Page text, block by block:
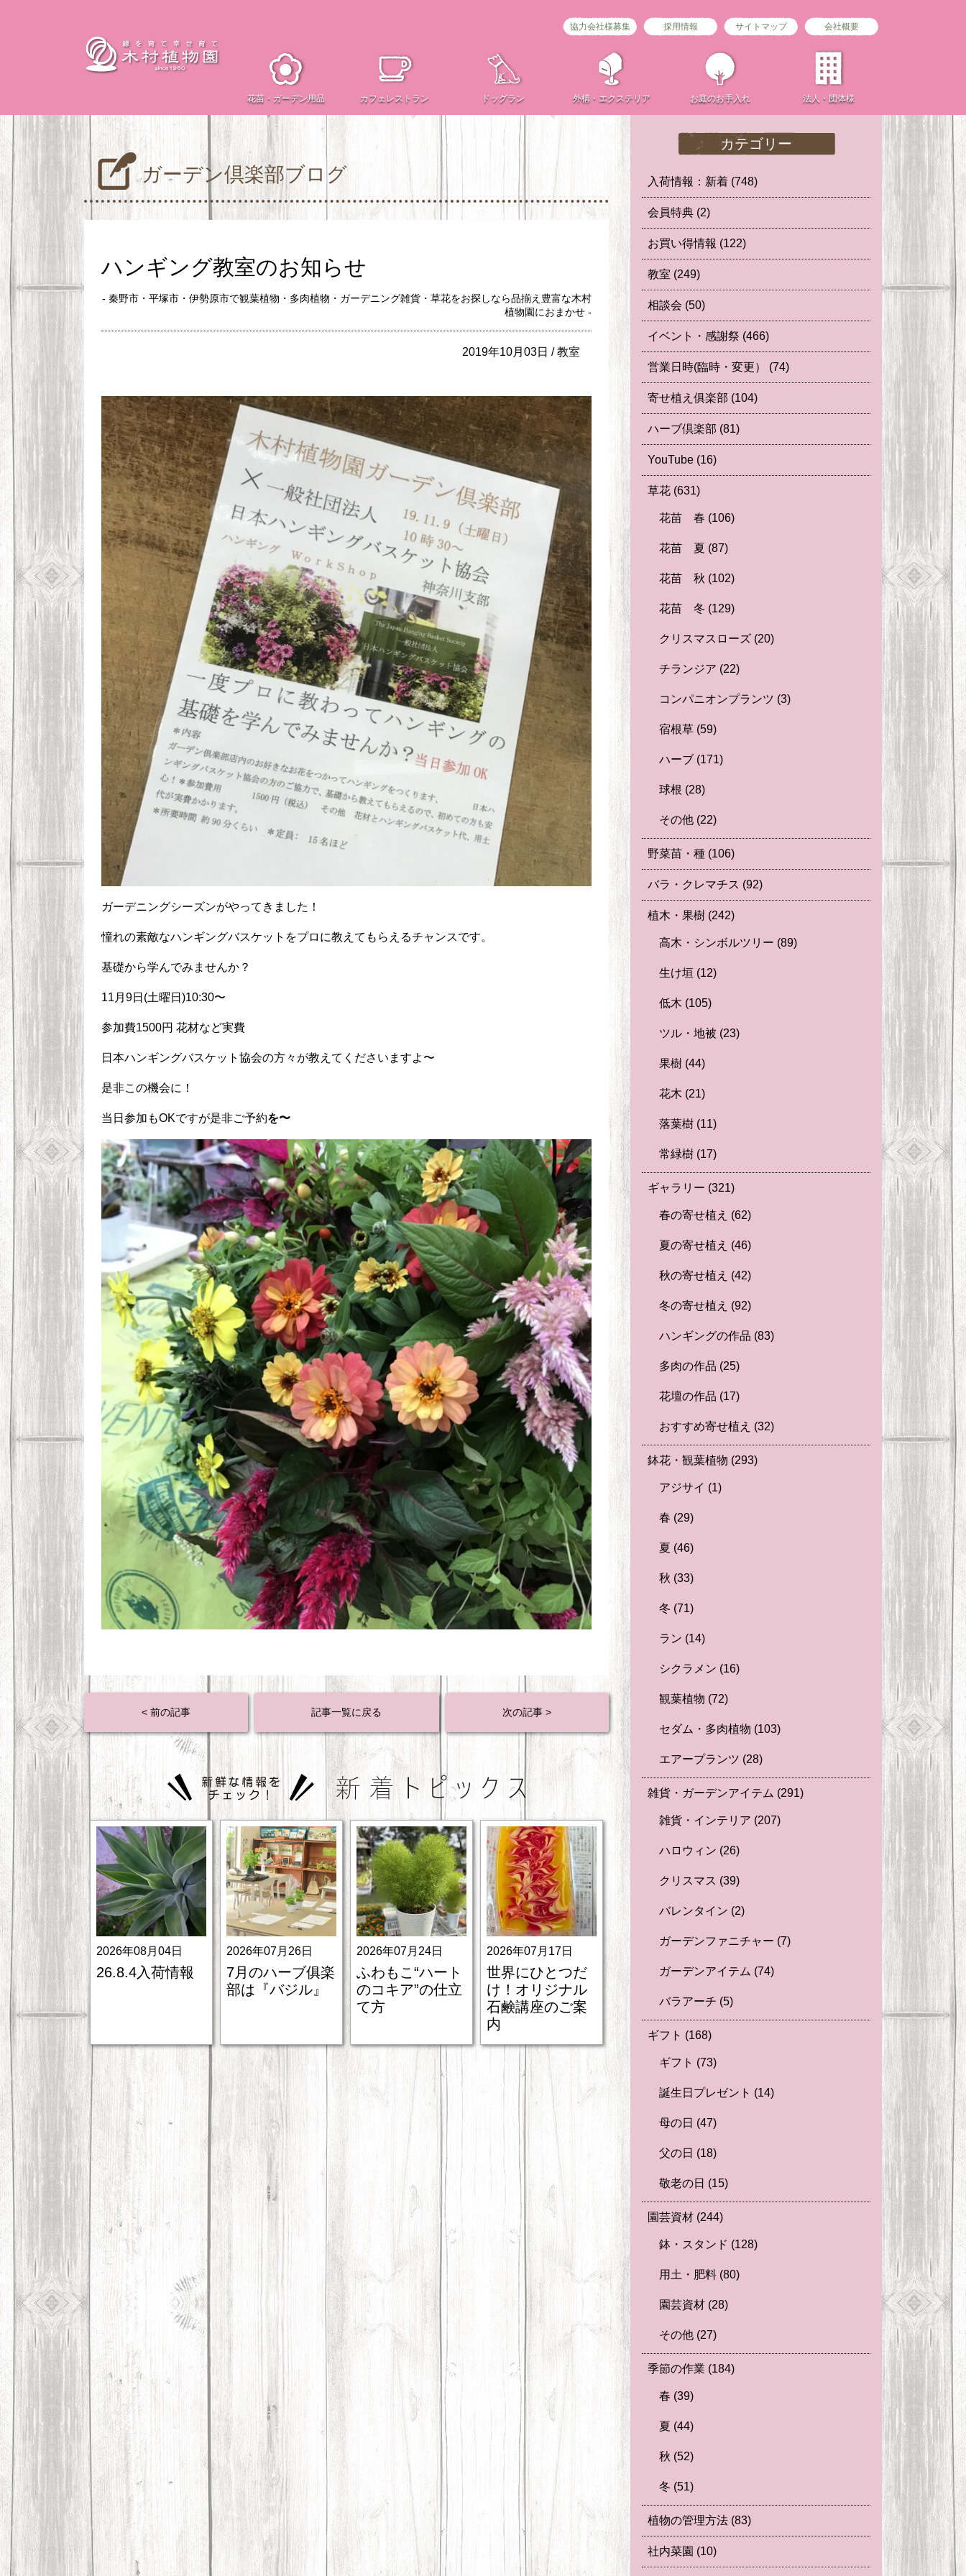
花苗・ ガーデン用品 カフェレストラン ドッグラン 外構・ エクステリア お庭のお手入れ 法人・団体様
協力会社様募集 採用情報 サイトマップ 会社概要
ガーデン倶楽部ブログ
ハンギング教室のお知らせ
- 秦野市・平塚市・伊勢原市で観葉植物・多肉植物・ガーデニング雑貨・草花をお探しなら品揃え豊富な木村
植物園におまかせ -
2019年10月03日 /教室
ガーデニングシーズンがやってきました！
憧れの素敵なハンギングバスケットをプロに教えてもらえるチャンスです。
基礎から学んでみませんか？
11月9日(土曜日)10:30〜
参加費1500円 花材など実費
日本ハンギングバスケット協会の方々が教えてくださいますよ〜
是非この機会に！
当日参加もOKですが是非ご予約を〜
< 前の記事 記事一覧に戻る 次の記事 >
2026年08月04日
26.8.4入荷情報
2026年07月26日
7月のハーブ俱楽
部は『バジル』
2026年07月24日
ふわもこ“ハート
のコキア”の仕立
て方
2026年07月17日
世界にひとつだ
け！オリジナル
石鹸講座のご案
内
カテゴリー
入荷情報：新着 (748)
会員特典 (2)
お買い得情報 (122)
教室 (249)
相談会 (50)
イベント・感謝祭 (466)
営業日時(臨時・変更） (74)
寄せ植え俱楽部 (104)
ハーブ倶楽部 (81)
YouTube (16)
草花 (631)
花苗 春 (106)
花苗 夏 (87)
花苗 秋 (102)
花苗 冬 (129)
クリスマスローズ (20)
チランジア (22)
コンパニオンプランツ (3)
宿根草 (59)
ハーブ (171)
球根 (28)
その他 (22)
野菜苗・種 (106)
バラ・クレマチス (92)
植木・果樹 (242)
高木・シンボルツリー (89)
生け垣 (12)
低木 (105)
ツル・地被 (23)
果樹 (44)
花木 (21)
落葉樹 (11)
常緑樹 (17)
ギャラリー (321)
春の寄せ植え (62)
夏の寄せ植え (46)
秋の寄せ植え (42)
冬の寄せ植え (92)
ハンギングの作品 (83)
多肉の作品 (25)
花壇の作品 (17)
おすすめ寄せ植え (32)
鉢花・観葉植物 (293)
アジサイ (1)
春 (29)
夏 (46)
秋 (33)
冬 (71)
ラン (14)
シクラメン (16)
観葉植物 (72)
セダム・多肉植物 (103)
エアープランツ (28)
雑貨・ガーデンアイテム (291)
雑貨・インテリア (207)
ハロウィン (26)
クリスマス (39)
バレンタイン (2)
ガーデンファニチャー (7)
ガーデンアイテム (74)
バラアーチ (5)
ギフト (168)
ギフト (73)
誕生日プレゼント (14)
母の日 (47)
父の日 (18)
敬老の日 (15)
園芸資材 (244)
鉢・スタンド (128)
用土・肥料 (80)
園芸資材 (28)
その他 (27)
季節の作業 (184)
春 (39)
夏 (44)
秋 (52)
冬 (51)
植物の管理方法 (83)
社内菜園 (10)